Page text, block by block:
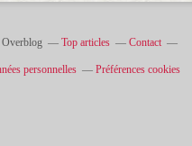
Top articles Contact
personnelles Préférences cookies